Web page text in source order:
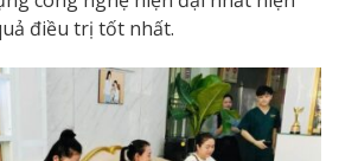
điều trị tốt nhất.